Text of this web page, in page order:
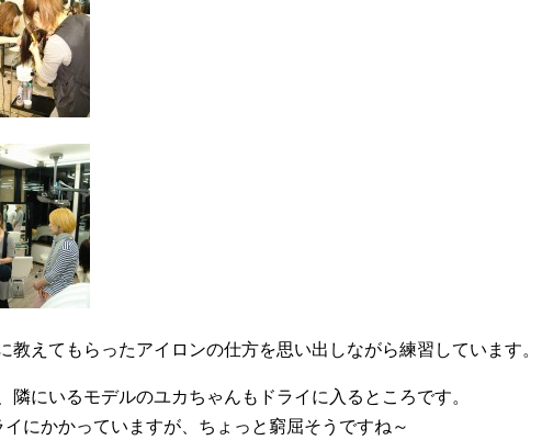
教えてもらったアイロンの仕方を思い出しながら練習しています。
隣にいるモデルのユカちゃんもドライに入るところです。
イにかかっていますが、ちょっと窮屈そうですね～